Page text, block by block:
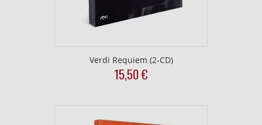
Verdi Requiem (2-CD)
15,50€